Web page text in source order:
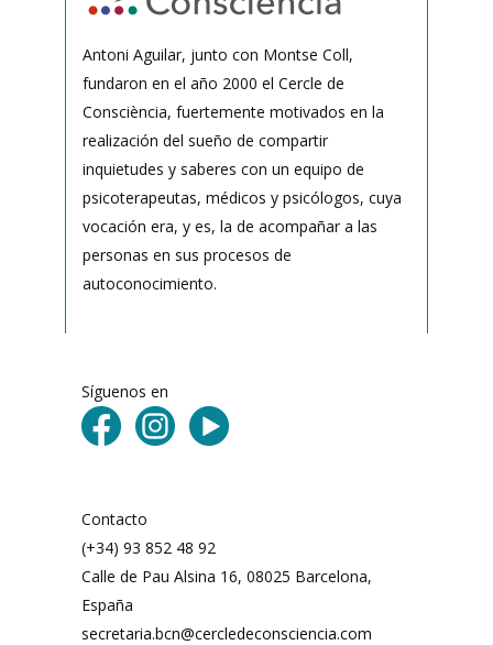
Antoni Aguilar, junto con Montse Coll,
fundaron en el año 2000 el Cercle de
Consciència, fuertemente motivados en la
realización del sueño de compartir
inquietudes y saberes con un equipo de
psicoterapeutas, médicos y psicólogos, cuya
vocación era, y es, la de acompañar a las
personas en sus procesos de
autoconocimiento.
Síguenos en
Contacto
(+34) 93 852 48 92
Calle de Pau Alsina 16, 08025 Barcelona,
España
secretaria.bcn@cercledeconsciencia.com